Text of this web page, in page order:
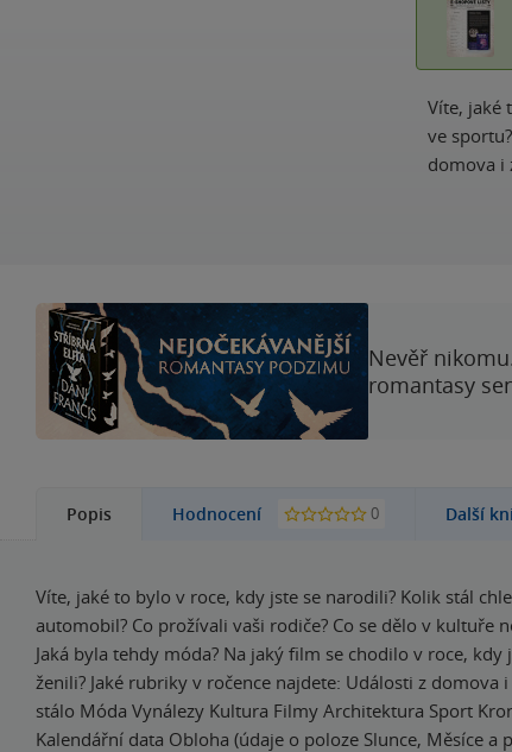
Víte, jaké
ve
domova i
Nevěř
romantasy
Popis Hodnocení 0 Další
Víte, jaké to bylo v roce, kdy jste se narodili? Kolik stál
automobil? Co prožívali vaši rodiče? Co se dělo v kultuře
Jaká byla tehdy móda? Na jaký film se chodilo v roce, kdy
ženili? Jaké rubriky v ročence najdete: Události z domova
stálo Móda Vynálezy Kultura Filmy Architektura Sport
Kalendářní data Obloha (údaje o poloze Slunce, Měsíce a